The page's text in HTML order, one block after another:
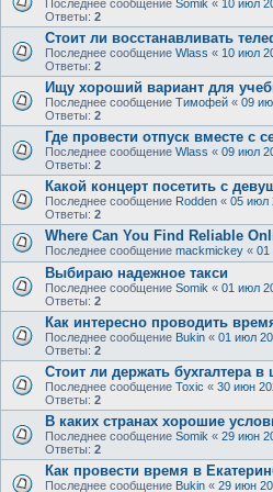
Последнее сообщение Somik « 10 июл
Ответы: 2
Стоит ли восстанавливать
Последнее сообщение Wlass « 10 июл
Ответы: 2
Ищу хороший вариант для
Последнее сообщение Тимофей « 09
Ответы: 2
Где провести отпуск вместе с
Последнее сообщение Wlass « 09 июл
Ответы: 2
Какой концерт посетить с
Последнее сообщение Rodden « 05 июл
Ответы: 2
Where Can You Find Reliable
Последнее сообщение mackmickey « 01
Выбираю надежное такси
Последнее сообщение Somik « 01 июл
Ответы: 2
Как интересно проводить
Последнее сообщение Bukin « 01 июл
Ответы: 2
Стоит ли держать бухгалтера в
Последнее сообщение Toxic « 30 июн
Ответы: 2
В каких странах хорошие
Последнее сообщение Somik « 29 июн
Ответы: 2
Как провести время в
Последнее сообщение Bukin « 29 июн